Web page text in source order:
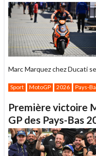
Marc Marquez chez Ducati
Sport MotoGP 2026 Pays-
Première victoire
GP des Pays-Bas